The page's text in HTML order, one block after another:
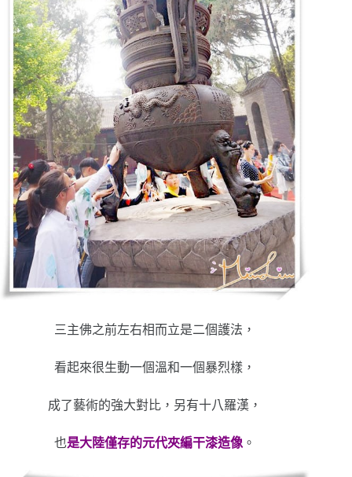
三主佛之前左右相而立是二個護法，
看起來很生動一個溫和一個暴烈樣，
成了藝術的強大對比，另有十八羅漢，
也是大陸僅存的元代夾編干漆造像 。